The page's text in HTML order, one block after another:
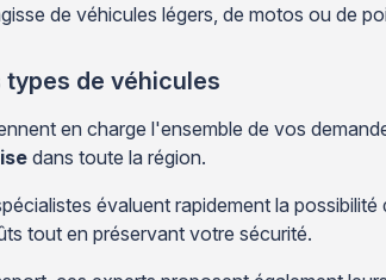
de véhicules légers, de motos ou de
de véhicules
en charge l'ensemble de vos
dans toute la région.
évaluent rapidement la
tout en préservant votre sécurité.